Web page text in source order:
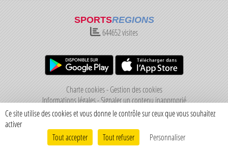
SPORTSREGIONS
644652visites
Charte cookies Gestion des cookies
Informations légales Signaler un contenu inapproprié
Envie de participer ? Connexion
Ce site utilise des cookies et vous donne le contrôle sur ceux que vous souhaitez
activer
Tout accepter
Tout refuser Personnaliser